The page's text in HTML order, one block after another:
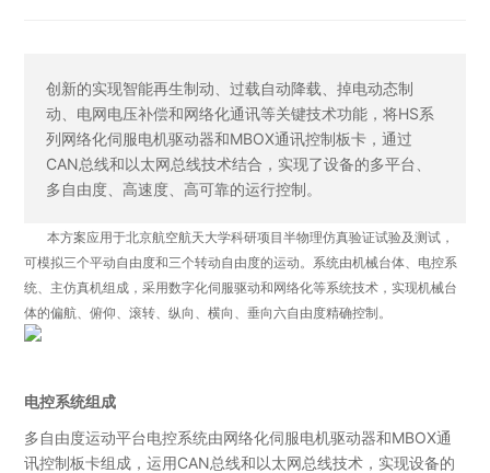
创新的实现智能再生制动、过载自动降载、掉电动态制
动、电网电压补偿和网络化通讯等关键技术功能，将HS系
列网络化伺服电机驱动器和MBOX通讯控制板卡，通过
CAN总线和以太网总线技术结合，实现了设备的多平台、
多自由度、高速度、高可靠的运行控制。
本方案应用于北京航空航天大学科研项目半物理仿真验证试验及测试，
可模拟三个平动自由度和三个转动自由度的运动。 系统由机械台体、电控系
统、主仿真机组成，采用数字化伺服驱动和网络化等系统技术，实现机械台
体的偏航、俯仰、滚转、纵向、横向、垂向六自由度精确控制。
电控系统组成
多自由度运动平台电控系统由网络化伺服电机驱动器和MBOX通
讯控制板卡组成，运用CAN总线和以太网总线技术，实现设备的